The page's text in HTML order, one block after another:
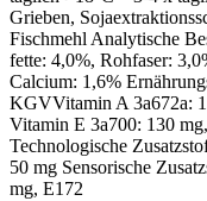
Grieben,
Fischmehl Analytische
fette: 4,0%, Rohfaser:
Calcium: 1,6%
KGVVitamin A 3a672a:
Vitamin E 3a700: 130
Technologische
50 mg Sensorische
mg, E172